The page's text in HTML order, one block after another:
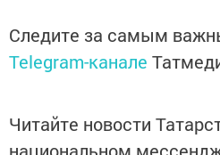
Следите за самым
Telegram-канале
Читайте новости
национальном